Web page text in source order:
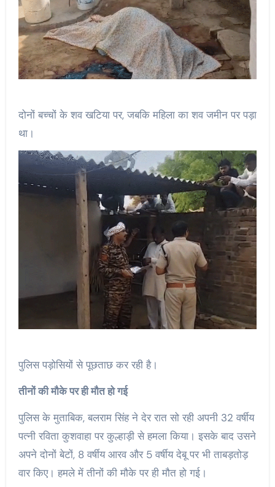
दोनों बच्चों के शव खटिया पर, जबकि महिला का शव जमीन पर पड़ा
था।
पुलिस पड़ोसियों से पूछताछ कर रही है।
तीनों की मौके पर ही मौत हो गई
पुलिस के मुताबिक, बलराम सिंह ने देर रात सो रही अपनी 32 वर्षीय
पत्नी रविता कुशवाहा पर कुल्हाड़ी से हमला किया। इसके बाद उसने
अपने दोनों बेटों, 8 वर्षीय आरव और 5 वर्षीय देबू पर भी ताबड़तोड़
वार किए। हमले में तीनों की मौके पर ही मौत हो गई।